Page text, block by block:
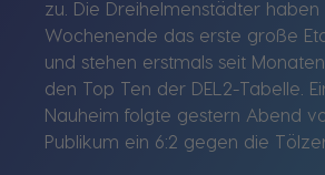
zu. Die Dreihelmenstädter
Wochenende das erste große
und stehen erstmals seit
den Top Ten der DEL2-Tabelle.
Nauheim folgte gestern Abend
Publikum ein 6:2 gegen die